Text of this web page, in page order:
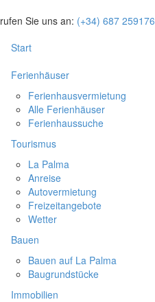
rufen Sie uns an: (+34) 687 259176
Start
Ferienhäuser
Ferienhausvermietung
Alle Ferienhäuser
Ferienhaussuche
Tourismus
La Palma
Anreise
Autovermietung
Freizeitangebote
Wetter
Bauen
Bauen auf La Palma
Baugrundstücke
Immobilien